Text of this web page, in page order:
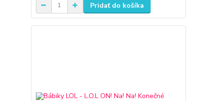
Pridať do košíka